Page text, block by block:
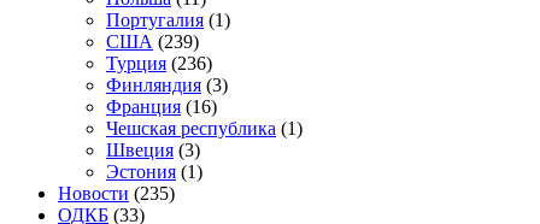
Португалия (1)
США (239)
Турция (236)
Финляндия (3)
Франция (16)
Чешская республика (1)
Швеция (3)
Эстония (1)
Новости (235)
ОДКБ (33)